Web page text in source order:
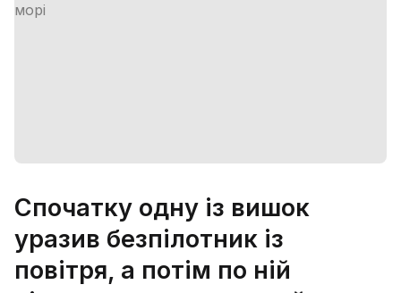
Спочатку одну із вишок
уразив безпілотник із
повітря, а потім по ній